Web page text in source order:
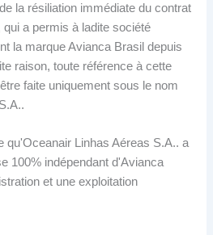
la résiliation immédiate du contrat
a permis à ladite société
la marque Avianca Brasil depuis
raison, toute référence à cette
faite uniquement sous le nom
qu'Oceanair Linhas Aéreas S.A.. a
100% indépendant d'Avianca
et une exploitation